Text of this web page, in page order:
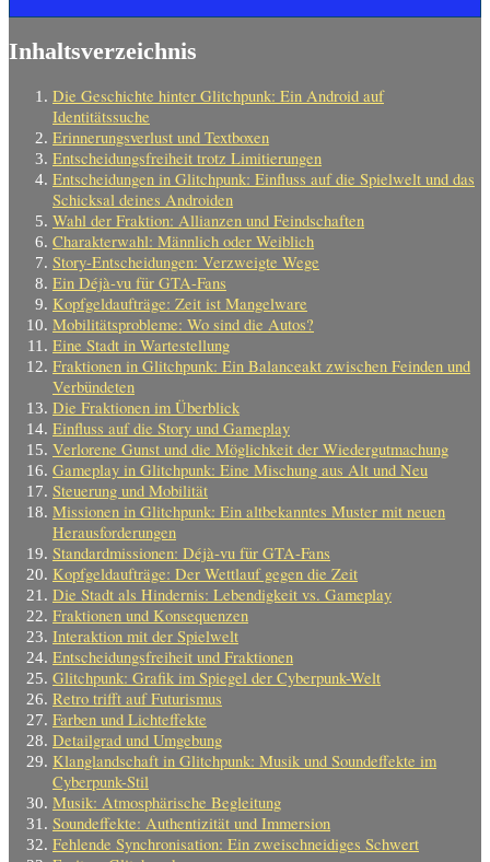
Inhaltsverzeichnis
Die Geschichte hinter Glitchpunk: Ein Android auf
Identitätssuche
Erinnerungsverlust und Textboxen
Entscheidungsfreiheit trotz Limitierungen
Entscheidungen in Glitchpunk: Einfluss auf die Spielwelt und das
Schicksal deines Androiden
Wahl der Fraktion: Allianzen und Feindschaften
Charakterwahl: Männlich oder Weiblich
Story-Entscheidungen: Verzweigte Wege
Ein Déjà-vu für GTA-Fans
Kopfgeldaufträge: Zeit ist Mangelware
Mobilitätsprobleme: Wo sind die Autos?
Eine Stadt in Wartestellung
Fraktionen in Glitchpunk: Ein Balanceakt zwischen Feinden und
Verbündeten
Die Fraktionen im Überblick
Einfluss auf die Story und Gameplay
Verlorene Gunst und die Möglichkeit der Wiedergutmachung
Gameplay in Glitchpunk: Eine Mischung aus Alt und Neu
Steuerung und Mobilität
Missionen in Glitchpunk: Ein altbekanntes Muster mit neuen
Herausforderungen
Standardmissionen: Déjà-vu für GTA-Fans
Kopfgeldaufträge: Der Wettlauf gegen die Zeit
Die Stadt als Hindernis: Lebendigkeit vs. Gameplay
Fraktionen und Konsequenzen
Interaktion mit der Spielwelt
Entscheidungsfreiheit und Fraktionen
Glitchpunk: Grafik im Spiegel der Cyberpunk-Welt
Retro trifft auf Futurismus
Farben und Lichteffekte
Detailgrad und Umgebung
Klanglandschaft in Glitchpunk: Musik und Soundeffekte im
Cyberpunk-Stil
Musik: Atmosphärische Begleitung
Soundeffekte: Authentizität und Immersion
Fehlende Synchronisation: Ein zweischneidiges Schwert